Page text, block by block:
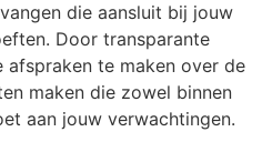
die aansluit bij jouw
Door transparante
te maken over de
maken die zowel binnen
aan jouw verwachtingen.